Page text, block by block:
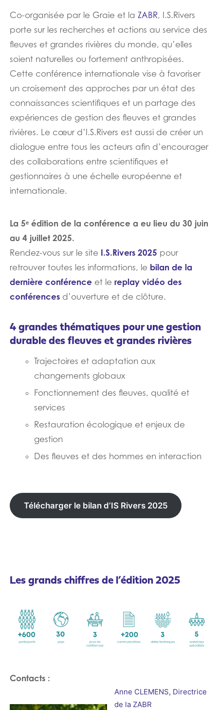
Co-organisée par le Graie et la ZABR, I.S.Rivers
porte sur les recherches et actions au service des
fleuves et grandes rivières du monde, qu’elles
soient naturelles ou fortement anthropisées.
Cette conférence internationale vise à favoriser
un croisement des approches par un état des
connaissances scientifiques et un partage des
expériences de gestion des fleuves et grandes
rivières. Le cœur d’I.S.Rivers est aussi de créer un
dialogue entre tous les acteurs afin d’encourager
des collaborations entre scientifiques et
gestionnaires à une échelle européenne et
internationale.
La 5ᵉ édition de la conférence a eu lieu du 30 juin
au 4 juillet 2025.
Rendez-vous sur le site I.S.Rivers 2025 pour
retrouver toutes les informations, le bilan de la
dernière conférence et le replay vidéo des
conférences d’ouverture et de clôture.
4 grandes thématiques pour une gestion
durable des fleuves et grandes rivières
Trajectoires et adaptation aux
changements globaux
Fonctionnement des fleuves, qualité et
services
Restauration écologique et enjeux de
gestion
Des fleuves et des hommes en interaction
Télécharger le bilan d’IS Rivers 2025
Les grands chiffres de l’édition 2025
Contacts :
Anne CLEMENS, Directrice
de la ZABR